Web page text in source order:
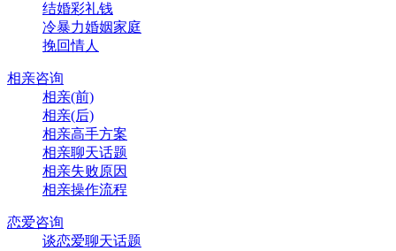
结婚彩礼钱
冷暴力婚姻家庭
挽回情人
相亲咨询
相亲(前)
相亲(后)
相亲高手方案
相亲聊天话题
相亲失败原因
相亲操作流程
恋爱咨询
谈恋爱聊天话题